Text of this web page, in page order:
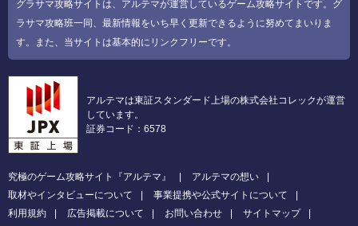
グラサマ攻略サイトは、アルテマが運営しているゲーム攻略サイトです。グ
ラサマ攻略班一同、最新情報をいち早く更新できるように努めてまいりま
す。また、当サイトは基本的にリンクフリーです。
アルテマは東証スタンダード上場の株式会社コレックが運営
しています。
証券コード：6578
究極のゲーム攻略サイト『アルテマ』
アルテマの想い
取材やインタビューについて
事業提携や公式サイトについて
利用規約
広告掲載について お問い合わせ
サイトマップ